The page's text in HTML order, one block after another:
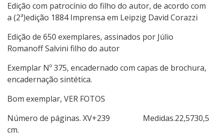
Edição com patrocínio do filho do autor, de acordo com
a (2ª)edição 1884 Imprensa em Leipzig David Corazzi
Edição de 650 exemplares, assinados por Júlio
Romanoff Salvini filho do autor
Exemplar Nº 375, encadernado com capas de brochura,
encadernação sintética.
Bom exemplar, VER FOTOS
Número de páginas. XV+239 Medidas.22,5730,5
cm.